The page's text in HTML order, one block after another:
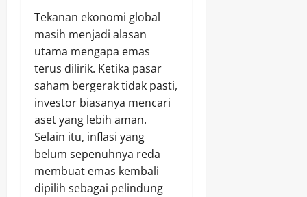
Tekanan ekonomi global
masih menjadi alasan
utama mengapa emas
terus dilirik. Ketika pasar
saham bergerak tidak pasti,
investor biasanya mencari
aset yang lebih aman.
Selain itu, inflasi yang
belum sepenuhnya reda
membuat emas kembali
dipilih sebagai pelindung